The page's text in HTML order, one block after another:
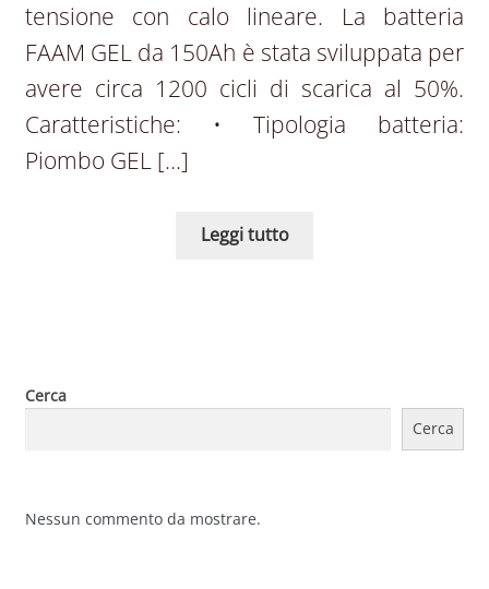
tensione con calo lineare. La batteria
FAAM GEL da 150Ah è stata sviluppata per
avere circa 1200 cicli di scarica al 50%.
Caratteristiche: • Tipologia batteria:
Piombo GEL […]
Leggi tutto
Cerca
Cerca
Nessun commento da mostrare.